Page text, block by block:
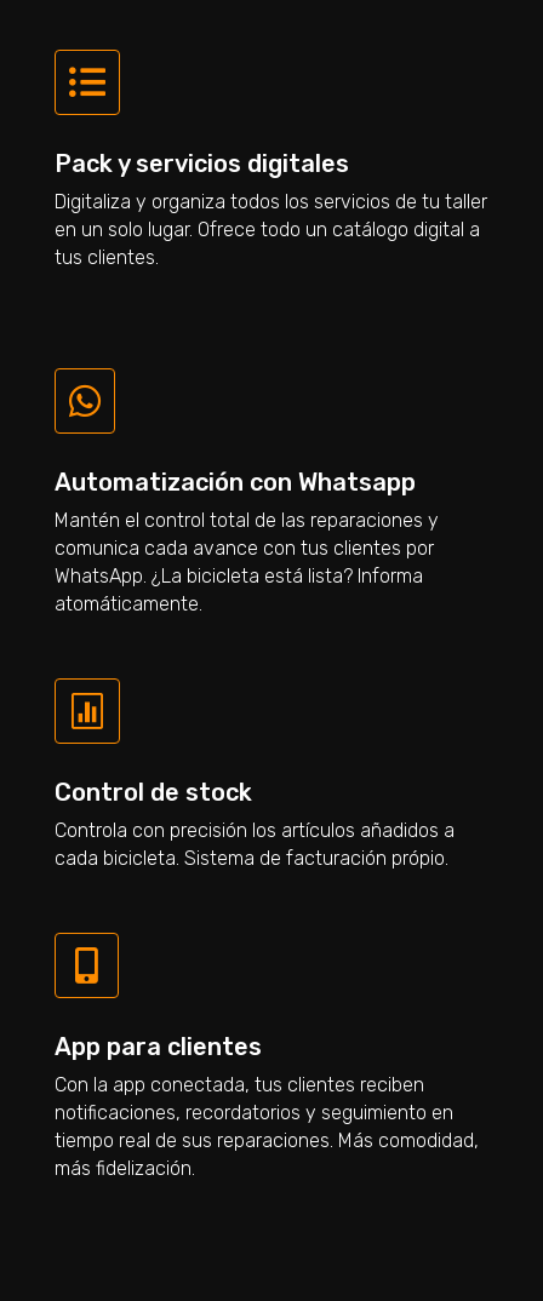

Pack y servicios digitales
Digitaliza y organiza todos los servicios de tu taller
en un solo lugar. Ofrece todo un catálogo digital a
tus clientes.

Automatización con Whatsapp
Mantén el control total de las reparaciones y
comunica cada avance con tus clientes por
WhatsApp. ¿La bicicleta está lista? Informa
atomáticamente.

Control de stock
Controla con precisión los artículos añadidos a
cada bicicleta. Sistema de facturación própio.

App para clientes
Con la app conectada, tus clientes reciben
notificaciones, recordatorios y seguimiento en
tiempo real de sus reparaciones. Más comodidad,
más fidelización.